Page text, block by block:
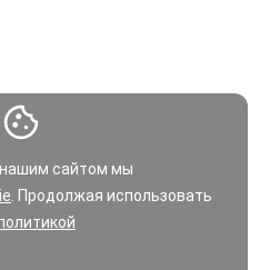
сайтом мы
. Продолжая использовать